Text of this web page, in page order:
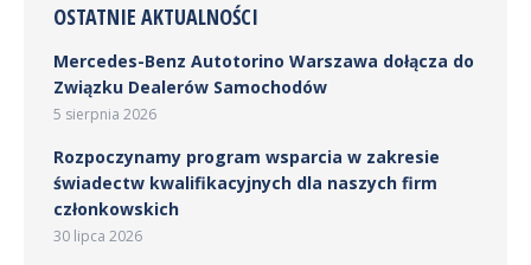
OSTATNIE AKTUALNOŚCI
Mercedes-Benz Autotorino Warszawa dołącza do
Związku Dealerów Samochodów
5 sierpnia 2026
Rozpoczynamy program wsparcia w zakresie
świadectw kwalifikacyjnych dla naszych firm
członkowskich
30 lipca 2026